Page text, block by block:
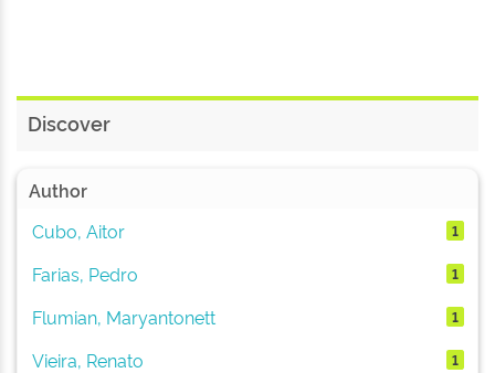
Discover
Author
Cubo, Aitor
1
Farias, Pedro 1
Flumian, Maryantonett 1
Vieira, Renato 1